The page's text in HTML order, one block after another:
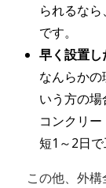
られるな
です。
早く設置し
なんらか
いう方の
コンクリ
短1～2日で
この他、外